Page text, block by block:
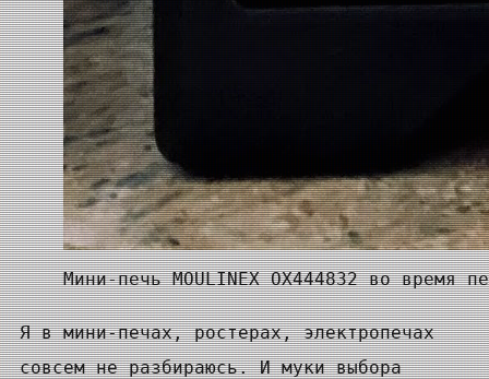
Мини-печь MOULINEX OX444832 во
Я в мини-печах, ростерах, электропечах
совсем не разбираюсь. И муки выбора